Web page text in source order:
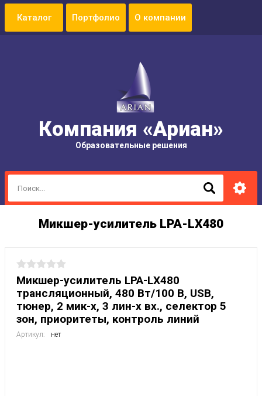
Портфолио О компании
Компания «Ариан»
Образовательные решения
Микшер-усилитель LPA-LX480
Микшер-усилитель LPA-LX480
трансляционный, 480 Вт/100 В, USB,
тюнер, 2 мик-х, 3 лин-х вх., селектор 5
зон, приоритеты, контроль линий
Артикул: нет